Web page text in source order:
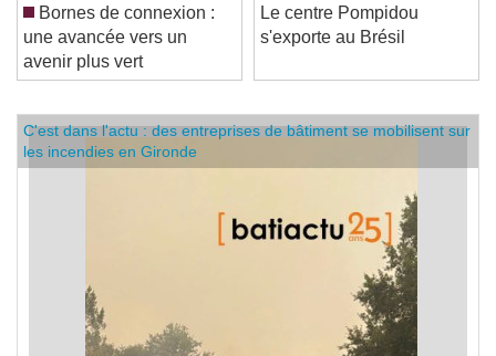
Bornes de connexion :
une avancée vers un
avenir plus vert
Le centre Pompidou
C'est dans l'actu : des entreprises de bâtiment se mobilisent sur
les incendies en Gironde